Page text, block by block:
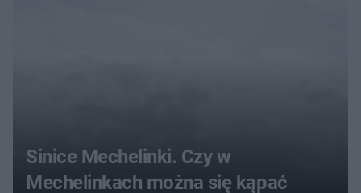
Sinice Mechelinki. Czy w
Mechelinkach można się kąpać